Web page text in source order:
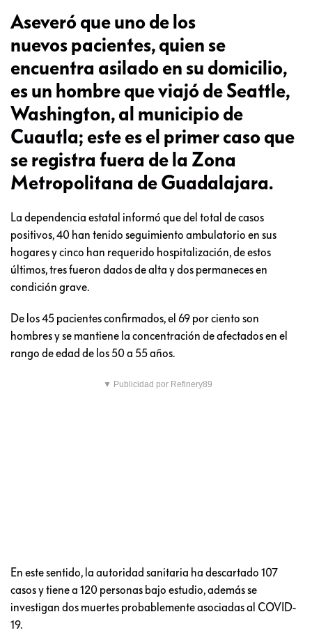
Aseveró que uno de los
nuevos pacientes, quien se
encuentra asilado en su domicilio,
es un hombre que viajó de Seattle,
Washington, al municipio de
Cuautla; este es el primer caso que
se registra fuera de la Zona
Metropolitana de Guadalajara.
La dependencia estatal informó que del total de casos
positivos, 40 han tenido seguimiento ambulatorio en sus
hogares y cinco han requerido hospitalización, de estos
últimos, tres fueron dados de alta y dos permaneces en
condición grave.
De los 45 pacientes confirmados, el 69 por ciento son
hombres y se mantiene la concentración de afectados en el
rango de edad de los 50 a 55 años.
▼ Publicidad por Refinery89
En este sentido, la autoridad sanitaria ha descartado 107
casos y tiene a 120 personas bajo estudio, además se
investigan dos muertes probablemente asociadas al COVID-
19.